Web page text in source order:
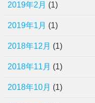
2019年2月 (1)
2019年1月 (1)
2018年12月 (1)
2018年11月 (1)
2018年10月 (1)